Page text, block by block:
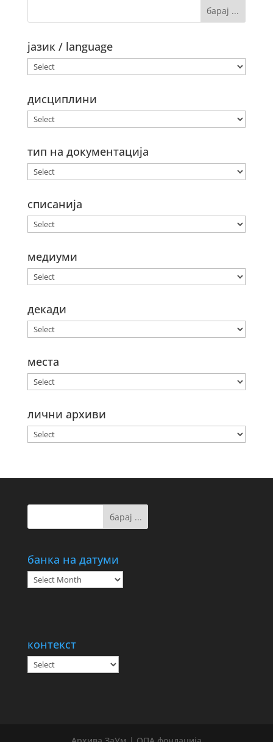
јазик / language
дисциплини
тип на документација
списанија
медиуми
декади
места
лични архиви
банка на датуми
банка
на
контекст